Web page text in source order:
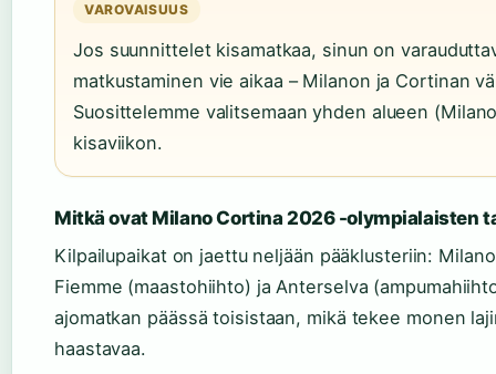
VAROVAISUUS
Jos suunnittelet kisamatkaa, sinun on
matkustaminen vie aikaa – Milanon ja Cortinan
Suosittelemme valitsemaan yhden alueen
kisaviikon.
Mitkä ovat Milano Cortina 2026 -olympialaisten
Kilpailupaikat on jaettu neljään pääklusteriin:
Fiemme (maastohiihto) ja Anterselva
ajomatkan päässä toisistaan, mikä tekee monen
haastavaa.